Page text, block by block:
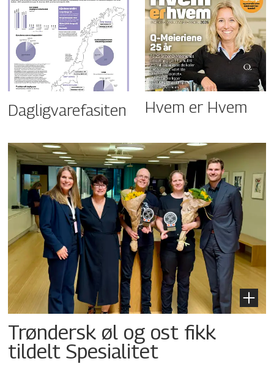
Dagligvarefasiten Hvem er Hvem
Trøndersk øl og ost fikk
tildelt Spesialitet